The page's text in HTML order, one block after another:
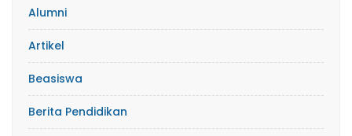
Alumni
Artikel
Beasiswa
Berita Pendidikan